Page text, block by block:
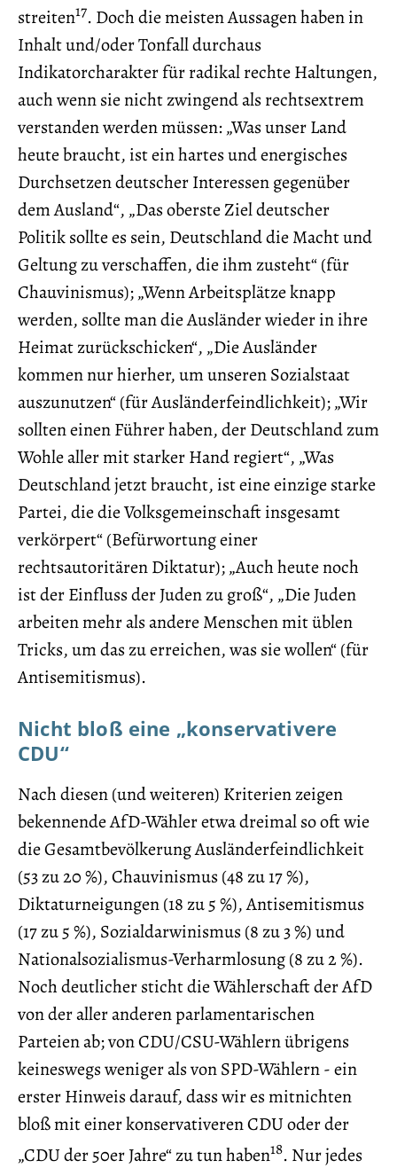
streiten17. Doch die meisten Aussagen haben in
Inhalt und/oder Tonfall durchaus
Indikatorcharakter für radikal rechte Haltungen,
auch wenn sie nicht zwingend als rechtsextrem
verstanden werden müssen: „Was unser Land
heute braucht, ist ein hartes und energisches
Durchsetzen deutscher Interessen gegenüber
dem Ausland“, „Das oberste Ziel deutscher
Politik sollte es sein, Deutschland die Macht und
Geltung zu verschaffen, die ihm zusteht“ (für
Chauvinismus); „Wenn Arbeitsplätze knapp
werden, sollte man die Ausländer wieder in ihre
Heimat zurückschicken“, „Die Ausländer
kommen nur hierher, um unseren Sozialstaat
auszunutzen“ (für Ausländerfeindlichkeit); „Wir
sollten einen Führer haben, der Deutschland zum
Wohle aller mit starker Hand regiert“, „Was
Deutschland jetzt braucht, ist eine einzige starke
Partei, die die Volksgemeinschaft insgesamt
verkörpert“ (Befürwortung einer
rechtsautoritären Diktatur); „Auch heute noch
ist der Einfluss der Juden zu groß“, „Die Juden
arbeiten mehr als andere Menschen mit üblen
Tricks, um das zu erreichen, was sie wollen“ (für
Antisemitismus).
Nicht bloß eine „konservativere
CDU“
Nach diesen (und weiteren) Kriterien zeigen
bekennende AfD-Wähler etwa dreimal so oft wie
die Gesamtbevölkerung Ausländerfeindlichkeit
(53 zu 20 %), Chauvinismus (48 zu 17 %),
Diktaturneigungen (18 zu 5 %), Antisemitismus
(17 zu 5 %), Sozialdarwinismus (8 zu 3 %) und
Nationalsozialismus-Verharmlosung (8 zu 2 %).
Noch deutlicher sticht die Wählerschaft der AfD
von der aller anderen parlamentarischen
Parteien ab; von CDU/CSU-Wählern übrigens
keineswegs weniger als von SPD-Wählern - ein
erster Hinweis darauf, dass wir es mitnichten
bloß mit einer konservativeren CDU oder der
„CDU der 50er Jahre“ zu tun haben18. Nur jedes